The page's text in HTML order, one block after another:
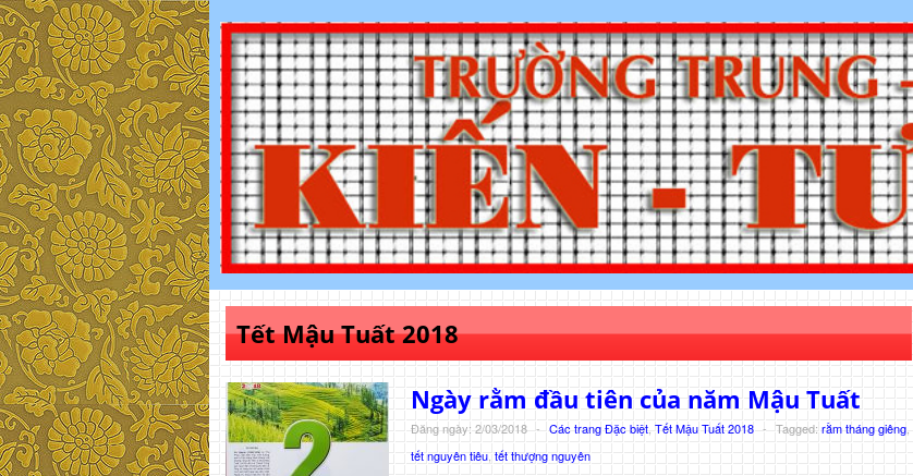
Tết Mậu Tuất 2018
Ngày rằm đầu tiên của năm Mậu Tuất
Đăng ngày: 2/03/2018 - Các trang Đặc biệt Tết Mậu Tuất 2018 - Tagged: rằm tháng giêng
tết nguyên tiêu tết thượng nguyên